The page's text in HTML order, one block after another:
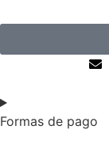
Formas de pago